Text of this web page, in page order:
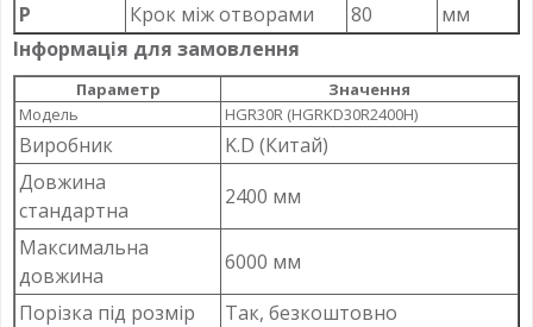
P Крок між отворами 80
мм
Інформація для замовлення
Параметр
Значення
Модель
HGR30R (HGRKD30R2400H)
Виробник
K.D (Китай)
Довжина
стандартна
2400 мм
Максимальна
довжина
6000 мм
Порізка під розмір
Так, безкоштовно